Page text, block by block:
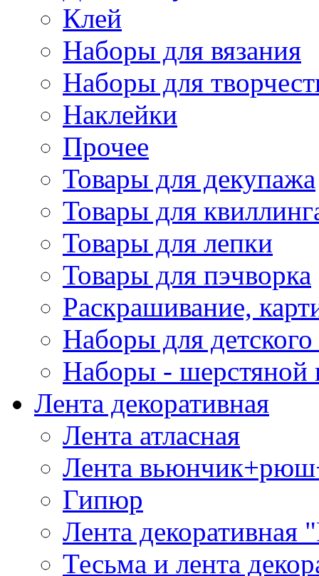
Клей
Наборы для вязания
Наборы для
Наклейки
Прочее
Товары для декупажа
Товары для
Товары для лепки
Товары для пэчворка
Раскрашивание,
Наборы для
Наборы - шерстяной
Лента декоративная
Лента атласная
Лента
Гипюр
Лента декоративная
Тесьма и лента